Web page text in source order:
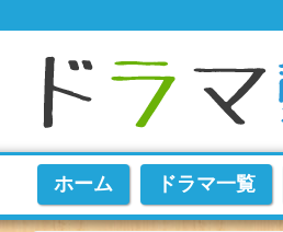
ホーム ドラマ一覧